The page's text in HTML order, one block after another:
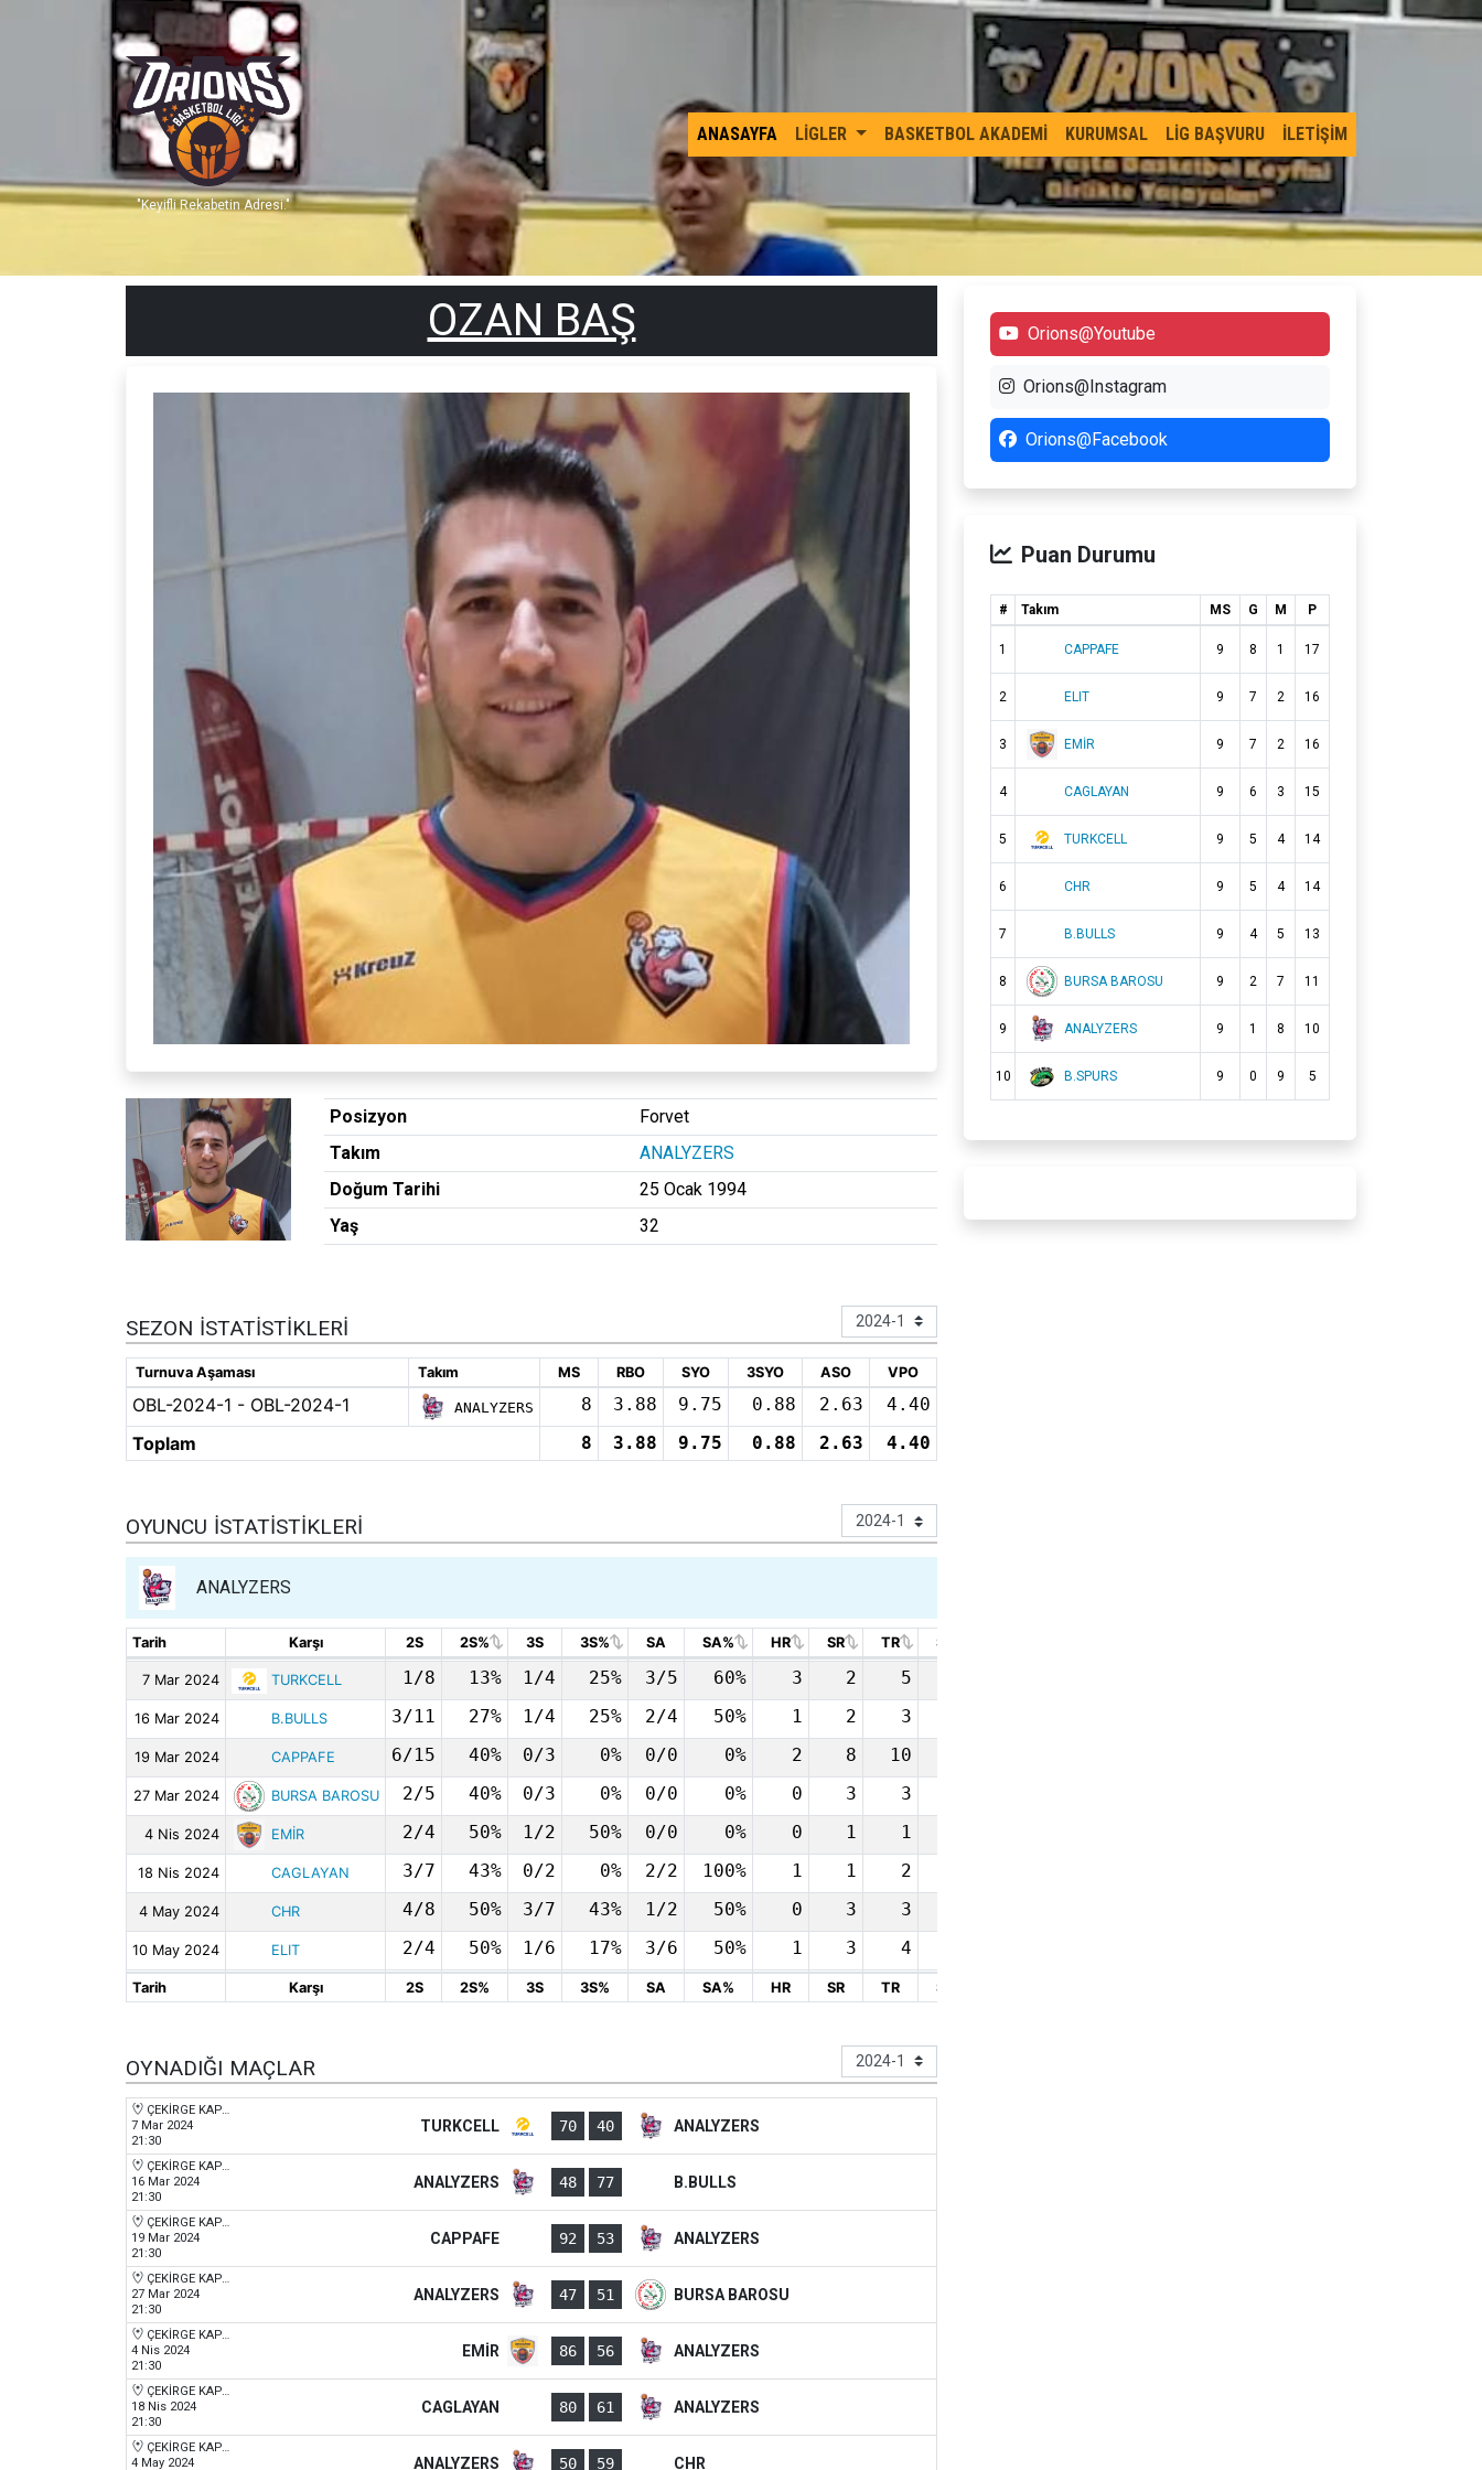
"Keyifli Rekabetin Adresi."
ANASAYFA LİGLER BASKETBOL AKADEMİ KURUMSAL LİG BAŞVURU İLETİŞİM
OZAN BAŞ
Posizyon
Forvet
Takım
ANALYZERS
Doğum Tarihi
25 Ocak 1994
Yaş
32
SEZON İSTATISTIKLERI
Turnuva Aşaması Takım MS RBO SYO 3SYO ASO VPO
OBL-2024-1 - OBL-2024-1 ANALYZERS 8 3.88 9.75 0.88 2.63 4.40
Toplam 8 3.88 9.75 0.88 2.63 4.40
OYUNCU İSTATISTIKLERI
ANALYZERS
Tarih Karşı 2S 2S% 3S 3S% SA SA% HR SR TR SY
Tarih
Karşı 2S 2S% 3S 3S% SA SA%
Tarih Karşı 2S 2S% 3S 3S% SA SA% HR SR TR
7 Mar 2024 TURKCELL 1/8 13% 1/4 25% 3/5 60% 3 2 5
16 Mar 2024 B.BULLS 3/11 27% 1/4 25% 2/4 50% 1 2 3
19 Mar 2024 CAPPAFE 6/15 40% 0/3 0% 0/0 0% 2 8 10
27 Mar 2024 BURSA BAROSU 2/5 40% 0/3 0% 0/0 0% 0 3 3
4 Nis 2024 EMİR 2/4 50% 1/2 50% 0/0 0% 0 1 1
18 Nis 2024 CAGLAYAN 3/7 43% 0/2 0% 2/2 100% 1 1 2
4 May 2024 CHR 4/8 50% 3/7 43% 1/2 50% 0 3 3
10 May 2024 ELIT 2/4 50% 1/6 17% 3/6 50% 1 3 4
Tarih Karşı 2S 2S% 3S 3S% SA SA% HR SR TR SY
Tarih Karşı
7 Mar 2024 TURKCELL
16 Mar 2024 B.BULLS
19 Mar 2024 CAPPAFE
27 Mar 2024 BURSA BAROSU
4 Nis 2024 EMİR
18 Nis 2024 CAGLAYAN
4 May 2024 CHR
10 May 2024 ELIT
Tarih Karşı
OYNADIĞI MAÇLAR
ÇEKİRGE KAPALI SPOR SALONU
7 Mar 2024
21:30
TURKCELL 70 40 ANALYZERS
ÇEKİRGE KAPALI SPOR SALONU
16 Mar 2024
21:30
ANALYZERS 48 77 B.BULLS
ÇEKİRGE KAPALI SPOR SALONU
19 Mar 2024
21:30
CAPPAFE 92 53 ANALYZERS
ÇEKİRGE KAPALI SPOR SALONU
27 Mar 2024
21:30
ANALYZERS 47 51 BURSA BAROSU
ÇEKİRGE KAPALI SPOR SALONU
4 Nis 2024
21:30
EMİR 86 56 ANALYZERS
ÇEKİRGE KAPALI SPOR SALONU
18 Nis 2024
21:30
CAGLAYAN 80 61 ANALYZERS
ÇEKİRGE KAPALI SPOR SALONU
4 May 2024
ANALYZERS 50 59 CHR
Orions@Youtube
Orions@Instagram
Orions@Facebook
Puan Durumu
# Takım MS G M P
1 CAPPAFE 9 8 1 17
2 ELIT 9 7 2 16
3 EMİR 9 7 2 16
4 CAGLAYAN 9 6 3 15
5 TURKCELL 9 5 4 14
6 CHR 9 5 4 14
7 B.BULLS 9 4 5 13
8 BURSA BAROSU 9 2 7 11
9 ANALYZERS 9 1 8 10
10 B.SPURS 9 0 9 5